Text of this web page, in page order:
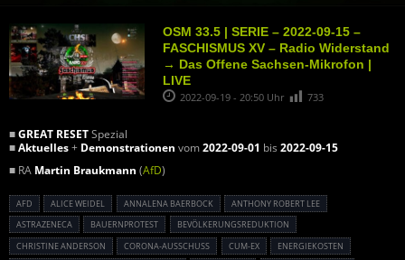
OSM 33.5 | SERIE – 2022-09-15 –
FASCHISMUS XV – Radio Widerstand
→ Das Offene Sachsen-Mikrofon |
LIVE
2022-09-19 - 20:50 Uhr 733
■GREAT RESETSpezial
■Aktuelles+ Demonstrationen vom2022-09-01 bis 2022-09-15
■ RA Martin Braukmann (AfD)
AFD ALICE WEIDEL ANNALENA BAERBOCK
ANTHONY ROBERT LEE
ASTRAZENECA
BAUERNPROTEST
BEVÖLKERUNGSREDUKTION
CHRISTINE ANDERSON
CORONA-AUSSCHUSS CUM-EX
ENERGIEKOSTEN